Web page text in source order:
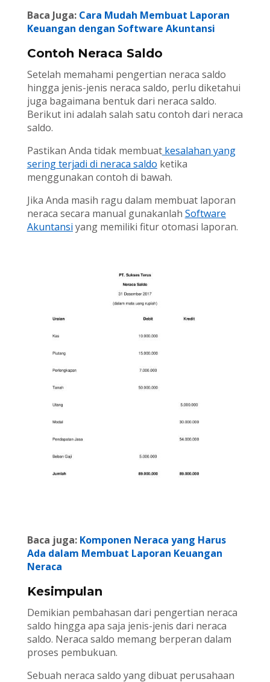
Baca Juga: Cara Mudah Membuat Laporan
Keuangan dengan Software Akuntansi
Contoh Neraca Saldo
Setelah memahami pengertian neraca saldo
hingga jenis-jenis neraca saldo, perlu diketahui
juga bagaimana bentuk dari neraca saldo.
Berikut ini adalah salah satu contoh dari neraca
saldo.
Pastikan Anda tidak membuatkesalahan yang
sering terjadi di neraca saldo ketika
menggunakan contoh di bawah.
Jika Anda masih ragu dalam membuat laporan
neraca secara manual gunakanlah Software
Akuntansi yang memiliki fitur otomasi laporan.
Baca juga: Komponen Neraca yang Harus
Ada dalam Membuat Laporan Keuangan
Neraca
Kesimpulan
Demikian pembahasan dari pengertian neraca
saldo hingga apa saja jenis-jenis dari neraca
saldo. Neraca saldo memang berperan dalam
proses pembukuan.
Sebuah neraca saldo yang dibuat perusahaan